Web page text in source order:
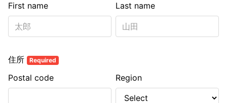
Last name
First name
住所 Required
Postal code Region